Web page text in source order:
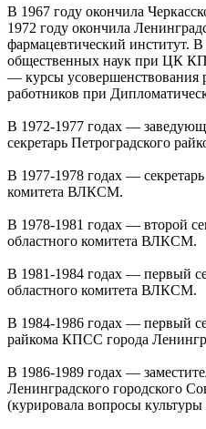
В 1967 году окончила
1972 году окончила
фармацевтический институт.
общественных наук при ЦК
— курсы усовершенствования
работников при
В 1972-1977 годах —
секретарь Петроградского
В 1977-1978 годах —
комитета ВЛКСМ.
В 1978-1981 годах — второй
областного комитета ВЛКСМ.
В 1981-1984 годах — первый
областного комитета ВЛКСМ.
В 1984-1986 годах — первый
райкома КПСС города
В 1986-1989 годах —
Ленинградского городского
(курировала вопросы культуры